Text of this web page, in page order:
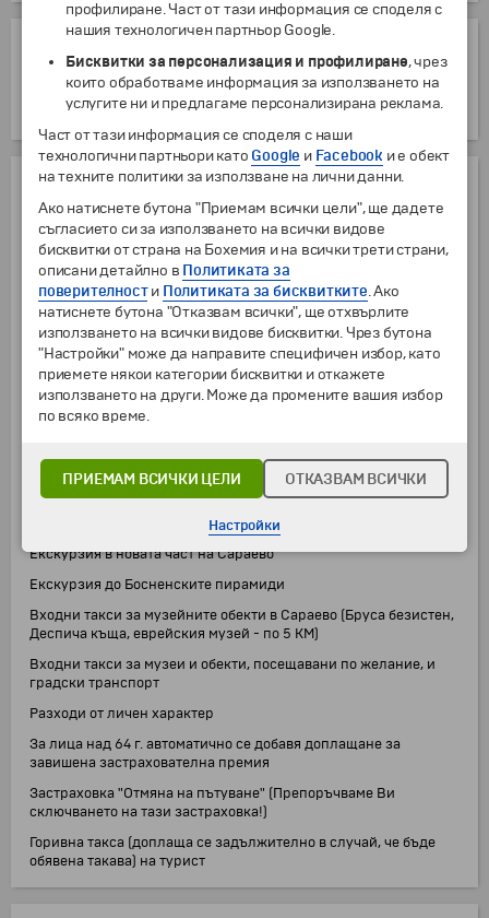
Ученици и студенти до 25 години
от 5 г.до25 г. 5.11€ 9.99 лв.
ЦЕНАТА ВКЛЮЧВА:
Транспорт с туристически автобус
2 нощувки със закуски в хотел 3* ("Saraj" 3* или подобен) в
Сараево
Пешеходна разходка в Сараево
Фотопауза във Вишеград
Застраховка "Помощ при пътуване в чужбина" с асистанс и
лимит на отговорност 10 000 EUR на застрахователна
компания "Евроинс"
ЦЕНАТА НЕ ВКЛЮЧВА:
Екскурзия в новата част на Сараево
Екскурзия до Босненските пирамиди
Входни такси за музейните обекти в Сараево (Бруса безистен,
Деспича къща, еврейския музей - по 5 КМ)
Входни такси за музеи и обекти, посещавани по желание, и
градски транспорт
Разходи от личен характер
За лица над 64 г. автоматично се добавя доплащане за
завишена застрахователна премия
Застраховка "Отмяна на пътуване" (Препоръчваме Ви
сключването на тази застраховка!)
Горивна такса (доплаща се задължително в случай, че бъде
обявена такава) на турист
профилиране. Част от тази информация се споделя с
нашия технологичен партньор Google.
Бисквитки за персонализация и профилиране, чрез
които обработваме информация за използването на
услугите ни и предлагаме персонализирана реклама.
Част от тази информация се споделя с наши
технологични партньори като Google и Facebook и е обект
на техните политики за използване на лични данни.
Ако натиснете бутона "Приемам всички цели", ще дадете
съгласието си за използването на всички видове
бисквитки от страна на Бохемия и на всички трети страни,
описани детайлно в Политиката за
поверителности Политиката за бисквитките. Ако
натиснете бутона "Отказвам всички", ще отхвърлите
използването на всички видове бисквитки. Чрез бутона
"Настройки" може да направите специфичен избор, като
приемете някои категории бисквитки и откажете
използването на други. Може да промените вашия избор
по всяко време.
ПРИЕМАМ ВСИЧКИ ЦЕЛИ ОТКАЗВАМ ВСИЧКИ
Настройки